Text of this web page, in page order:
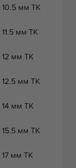
10.5 мм ТК
мм ТК
мм ТК
мм ТК
мм ТК
мм ТК
мм ТК